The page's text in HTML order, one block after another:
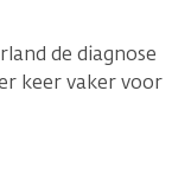
de diagnose
keer vaker voor